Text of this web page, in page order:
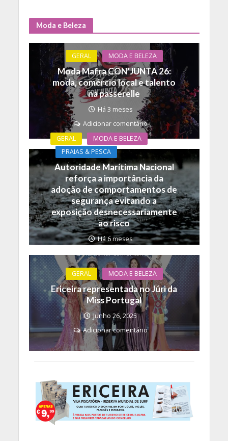
Moda e Beleza
GERAL MODA E BELEZA
Moda Mafra CON’JUNTA 26:
moda, comércio local e talento
na passerelle
Há 3 meses
Adicionar comentário
GERAL
MODA E BELEZA
PRAIAS & PESCA
Autoridade Marítima Nacional
reforça a importância da
adoção de comportamentos de
segurança evitando a
exposição desnecessariamente
ao risco
Há 6 meses
Adicionar comentário
GERAL MODA E BELEZA
Ericeira representada no Júri da
Miss Portugal
Junho 26, 2025
Adicionar comentário